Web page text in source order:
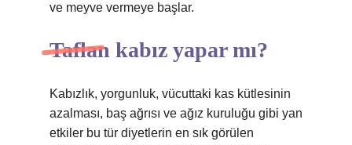
ve meyve vermeye başlar.
Taflan kabız yapar mı?
Kabızlık, yorgunluk, vücuttaki kas kütlesinin
azalması, baş ağrısı ve ağız kuruluğu gibi yan
etkiler bu tür diyetlerin en sık görülen